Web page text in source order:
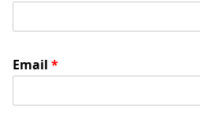
Email *